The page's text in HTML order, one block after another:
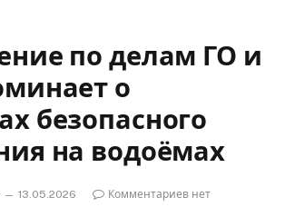
по делам ГО и
о
безопасного
на водоёмах
13.05.2026
Комментариев нет